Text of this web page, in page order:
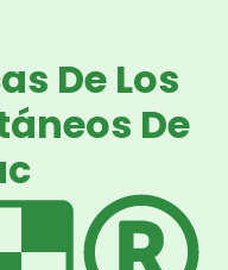
De Los
De